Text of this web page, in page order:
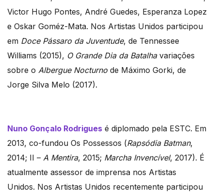
Victor Hugo Pontes, André Guedes, Esperanza Lopez
e Oskar Goméz-Mata. Nos Artistas Unidos participou
em Doce Pássaro da Juventude, de Tennessee
Williams (2015), O Grande Dia da Batalha variações
sobre o Albergue Nocturno de Máximo Gorki, de
Jorge Silva Melo (2017).
Nuno Gonçalo Rodrigues é diplomado pela ESTC. Em
2013, co-fundou Os Possessos (Rapsódia Batman,
2014; II – A Mentira, 2015; Marcha Invencível, 2017). É
atualmente assessor de imprensa nos Artistas
Unidos. Nos Artistas Unidos recentemente participou